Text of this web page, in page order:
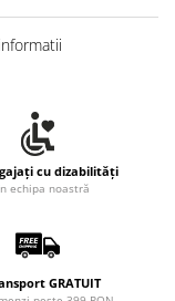
cu dizabilități
echipa noastră
GRATUIT